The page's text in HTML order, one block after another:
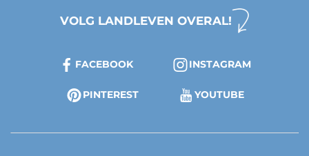
VOLG LANDLEVEN OVERAL!
FACEBOOK INSTAGRAM
PINTEREST YOUTUBE